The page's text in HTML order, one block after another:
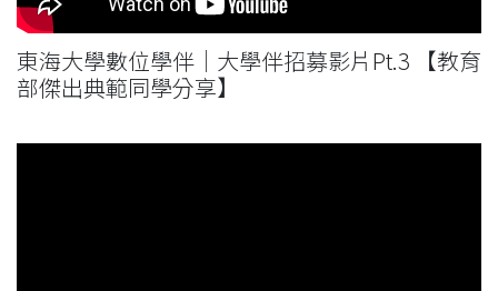
東海大學數位學伴｜大學伴招募影片Pt.3 【教育
部傑出典範同學分享】